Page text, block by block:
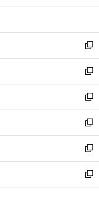
開
ウ
開
く
ン
ウ
で
開
く
ウ
ン
ド
ウ
で
開
く
新
し
い
ウ
ィ
ン
ド
ウ
で
開
く
新
し
い
ウ
ィ
ン
ド
ウ
で
開
新
し
い
ウ
ィ
ン
ド
ウ
新
し
い
ウ
ィ
ン
新
し
い
ウ
新
し